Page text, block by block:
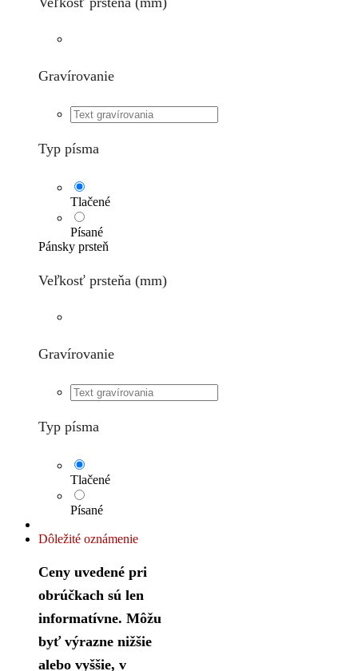
Gravírovanie
Typ písma
Tlačené
Písané
Pánsky prsteň
Veľkosť prsteňa (mm)
Gravírovanie
Typ písma
Tlačené
Písané
Dôležité oznámenie
Ceny uvedené pri
obrúčkach sú len
informatívne. Môžu
byť výrazne nižšie
alebo vyššie, v